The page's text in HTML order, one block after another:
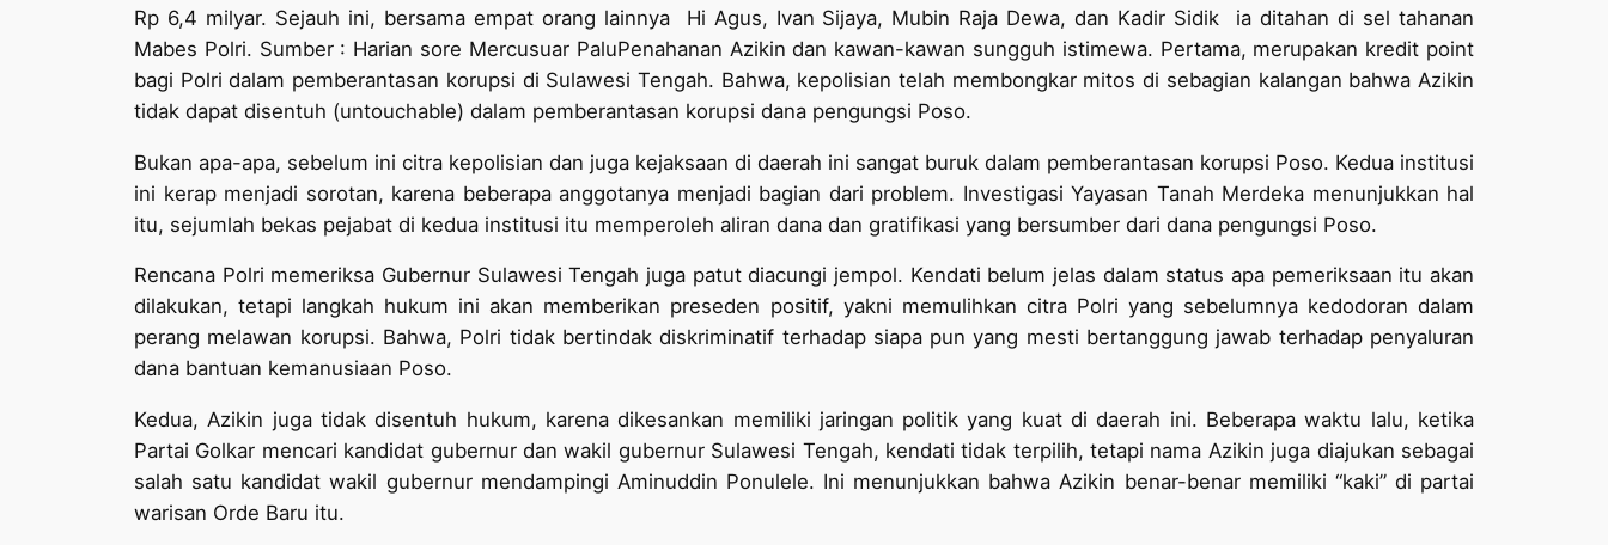
Rp 6,4 milyar. Sejauh ini, bersama empat orang lainnya ­ Hi Agus, Ivan Sijaya, Mubin Raja Dewa, dan Kadir Sidik ­ ia ditahan di sel tahanan
Mabes Polri. Sumber : Harian sore Mercusuar PaluPenahanan Azikin dan kawan-kawan sungguh istimewa. Pertama, merupakan kredit point
bagi Polri dalam pemberantasan korupsi di Sulawesi Tengah. Bahwa, kepolisian telah membongkar mitos di sebagian kalangan bahwa Azikin
tidak dapat disentuh (untouchable) dalam pemberantasan korupsi dana pengungsi Poso.
Bukan apa-apa, sebelum ini citra kepolisian dan juga kejaksaan di daerah ini sangat buruk dalam pemberantasan korupsi Poso. Kedua institusi
ini kerap menjadi sorotan, karena beberapa anggotanya menjadi bagian dari problem. Investigasi Yayasan Tanah Merdeka menunjukkan hal
itu, sejumlah bekas pejabat di kedua institusi itu memperoleh aliran dana dan gratifikasi yang bersumber dari dana pengungsi Poso.
Rencana Polri memeriksa Gubernur Sulawesi Tengah juga patut diacungi jempol. Kendati belum jelas dalam status apa pemeriksaan itu akan
dilakukan, tetapi langkah hukum ini akan memberikan preseden positif, yakni memulihkan citra Polri yang sebelumnya kedodoran dalam
perang melawan korupsi. Bahwa, Polri tidak bertindak diskriminatif terhadap siapa pun yang mesti bertanggung jawab terhadap penyaluran
dana bantuan kemanusiaan Poso.
Kedua, Azikin juga tidak disentuh hukum, karena dikesankan memiliki jaringan politik yang kuat di daerah ini. Beberapa waktu lalu, ketika
Partai Golkar mencari kandidat gubernur dan wakil gubernur Sulawesi Tengah, kendati tidak terpilih, tetapi nama Azikin juga diajukan sebagai
salah satu kandidat wakil gubernur mendampingi Aminuddin Ponulele. Ini menunjukkan bahwa Azikin benar-benar memiliki “kaki” di partai
warisan Orde Baru itu.